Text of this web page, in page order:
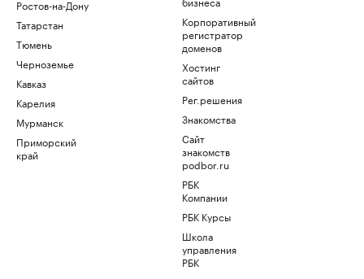
Ростов-на-Дону
Татарстан
Тюмень
Черноземье
Кавказ
Карелия
Мурманск
Приморский
край
Корпоративный
регистратор
доменов
Хостинг
сайтов
Рег.решения
Знакомства
Сайт
знакомств
podbor.ru
РБК
Компании
РБК Курсы
Школа
управления
РБК